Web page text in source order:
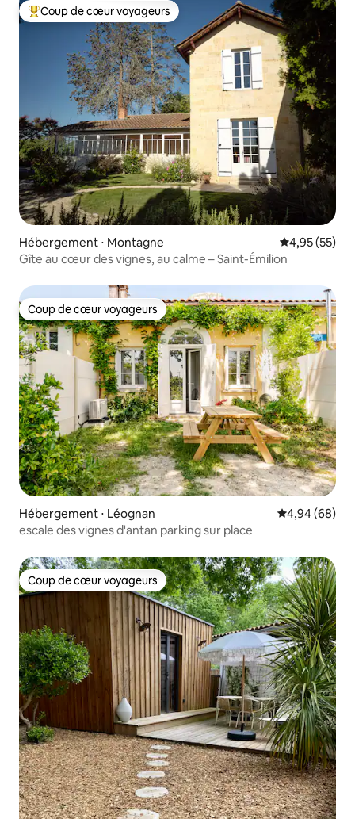
Coups de cœur voyageurs les plus appréciés
Coup de cœur voyageurs
Hébergement ⋅ Montagne Évaluation
4,95 (55)
Gîte au cœur des vignes, au calme – Saint-Émilion
Coup de cœur voyageurs
Coup de cœur voyageurs
Hébergement ⋅ Léognan Évaluation
4,94 (68)
escale des vignes d'antan parking sur place
Coup de cœur voyageurs
Coup de cœur voyageurs